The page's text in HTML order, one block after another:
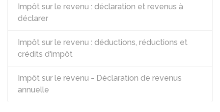
Impôt sur le revenu : déclaration et revenus à
déclarer
Impôt sur le revenu : déductions, réductions et
crédits d'impôt
Impôt sur le revenu - Déclaration de revenus
annuelle